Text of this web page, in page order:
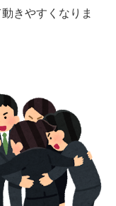
きやすくなりま